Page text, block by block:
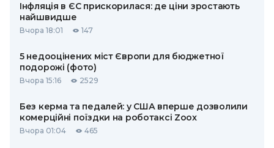
Інфляція в ЄС прискорилася: де ціни зростають
найшвидше
Вчора 18:01 147
5 недооцінених міст Європи для бюджетної
подорожі (фото)
Вчора 15:16 2529
Без керма та педалей: у США вперше дозволили
комерційні поїздки на роботаксі Zoox
Вчора 01:04 465